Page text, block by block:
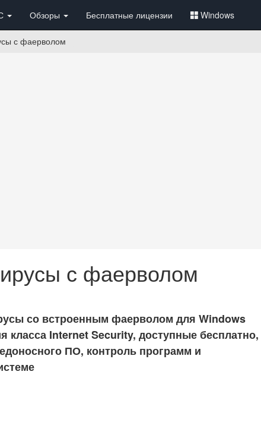
Обзоры Бесплатные лицензии Windows
с фаерволом
с фаерволом
со встроенным фаерволом для Windows
класса Internet Security, доступные бесплатно,
ПО, контроль программ и